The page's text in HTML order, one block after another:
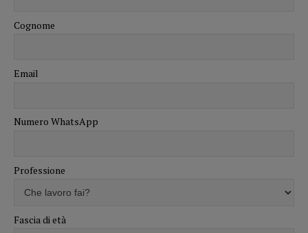
Cognome
Email
Numero WhatsApp
Professione
Fascia di età